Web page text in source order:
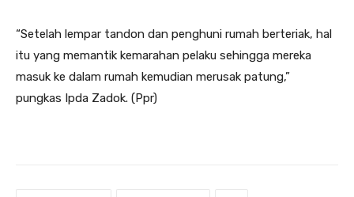
“Setelah lempar tandon dan penghuni rumah berteriak, hal
itu yang memantik kemarahan pelaku sehingga mereka
masuk ke dalam rumah kemudian merusak patung,”
pungkas Ipda Zadok. (Ppr)